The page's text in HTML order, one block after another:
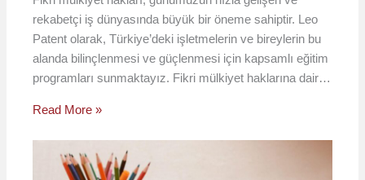
rekabetçi iş dünyasında büyük bir öneme sahiptir. Leo
Patent olarak, Türkiye’deki işletmelerin ve bireylerin bu
alanda bilinçlenmesi ve güçlenmesi için kapsamlı eğitim
programları sunmaktayız. Fikri mülkiyet haklarına dair…
Read More »